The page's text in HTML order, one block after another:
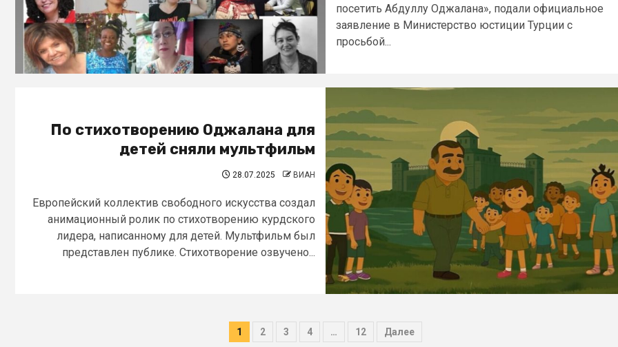
посетить Абдуллу Оджалана», подали официальное
заявление в Министерство юстиции Турции с
просьбой...
По стихотворению Оджалана для
детей сняли мультфильм
28.07.2025 ВИАН
Европейский коллектив свободного искусства создал
анимационный ролик по стихотворению курдского
лидера, написанному для детей. Мультфильм был
представлен публике. Стихотворение озвучено...
1 2 3 4 … 12 Далее